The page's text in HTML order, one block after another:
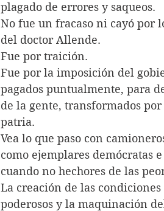
plagado de errores y saqueos.
No fue un fracaso ni cayó por
del doctor Allende.
Fue por traición.
Fue por la imposición del
pagados puntualmente, para
de la gente, transformados
patria.
Vea lo que paso con
como ejemplares demócratas
cuando no hechores de las
La creación de las condiciones
poderosos y la maquinación